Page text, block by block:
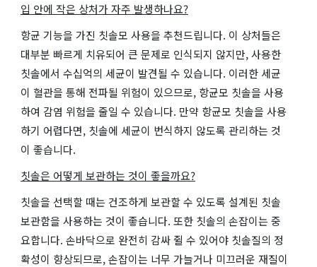
입 안에 작은 상처가 자주 발생하나요?
항균 기능을 가진 칫솔모 사용을 추천드립니다. 이 상처들은
대부분 빠르게 치유되어 큰 문제로 인식되지 않지만, 사용한
칫솔에서 수십억의 세균이 발견될 수 있습니다. 이러한 세균
이 혈관을 통해 전파될 위험이 있으므로, 항균모 칫솔을 사용
하여 감염 위험을 줄일 수 있습니다. 만약 항균모 칫솔을 사용
하기 어렵다면, 칫솔에 세균이 번식하지 않도록 관리하는 것
이 좋습니다.
칫솔은 어떻게 보관하는 것이 좋을까요?
칫솔을 선택할 때는 건조하게 보관할 수 있도록 설계된 칫솔
보관함을 사용하는 것이 좋습니다. 또한 칫솔의 손잡이는 중
요합니다. 손바닥으로 완전히 감싸 쥘 수 있어야 칫솔질의 정
확성이 향상되므로, 손잡이는 너무 가늘거나 미끄러운 재질이